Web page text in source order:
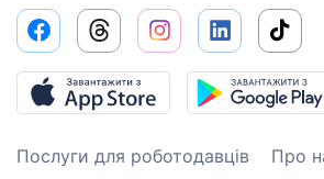
Послуги для роботодавців Про